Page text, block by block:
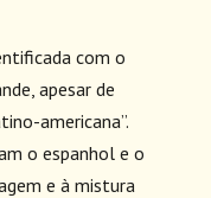
com o
apesar de
americana”.
o espanhol e o
e à mistura